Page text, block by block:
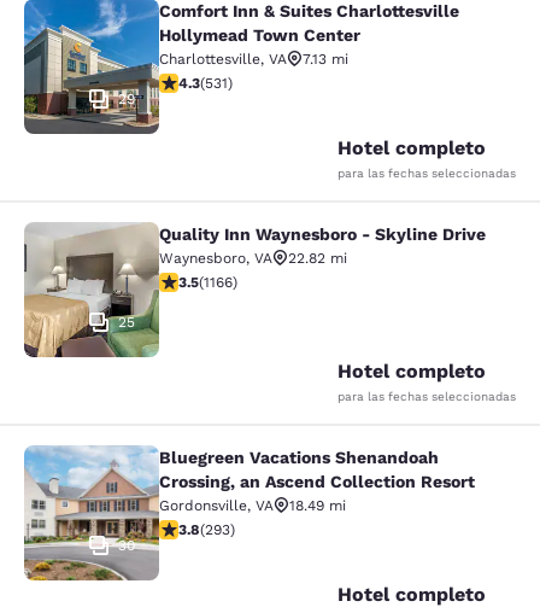
Comfort Inn & Suites
29
Comfort Inn & Suites Charlottesville
Hollymead Town Center
Charlottesville, VA
7.13 mi
calificación de 4.35 estrellas. Excelente. 531 reseñas
4.3(531)
Hotel completo
para las fechas seleccionadas
Quality Inn Waynesboro - Skyline
25
Quality Inn Waynesboro - Skyline Drive
Waynesboro, VA
22.82 mi
calificación de 3.49 estrellas. Bueno. 1166 reseñas
3.5(1166)
Hotel completo
para las fechas seleccionadas
Bluegreen Vacations Shenandoah
30
Bluegreen Vacations Shenandoah
Crossing, an Ascend Collection Resort
Gordonsville, VA
18.49 mi
calificación de 3.81 estrellas. Bueno. 293 reseñas
3.8(293)
Hotel completo